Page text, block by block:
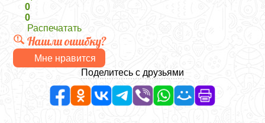
0
0
Распечатать
Нашли ошибку?
Мне нравится
Поделитесь с друзьями